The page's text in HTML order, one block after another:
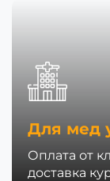
Для мед
Оплата от
доставка